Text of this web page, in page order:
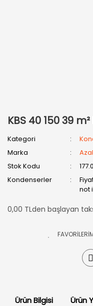
KBS 40 150 39 m²
Kategori
Marka
Stok Kodu
Kondenserler
not
0,00 TLden başlayan
Ürün Bilgisi Ürün